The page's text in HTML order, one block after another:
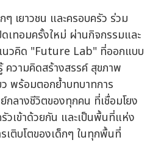
เยาวชน และครอบครัว ร่วม
เทอมครั้งใหม่ ผ่านกิจกรรมและ
นวคิด "Future Lab" ที่ออกแบบ
ความคิดสร้างสรรค์ สุขภาพ
พร้อมตอกย้ำบทบาทการ
ลางชีวิตของทุกคน ที่เชื่อมโยง
วเข้าด้วยกัน และเป็นพื้นที่แห่ง
เติบโตของเด็กๆ ในทุกพื้นที่